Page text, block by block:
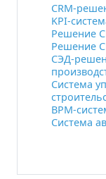
CRM-
KPI-
Решение
Решение
СЭД-
Система
BPM-
Система